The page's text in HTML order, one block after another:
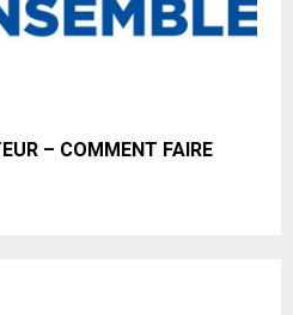
– COMMENT FAIRE